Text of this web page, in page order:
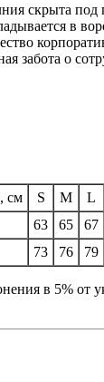
скрыта под
в
забота о
см S M L
63 65 67
73 76 79
в 5% от